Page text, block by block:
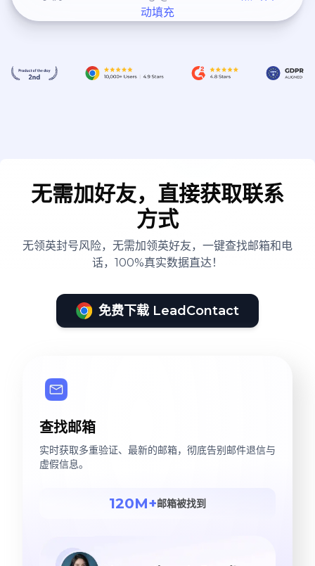
动填充
无需加好友，直接获取联系
方式
无领英封号风险，无需加领英好友，一键查找邮箱和电
话，100%真实数据直达！
免费下载 LeadContact
查找邮箱
实时获取多重验证、最新的邮箱，彻底告别邮件退信与
虚假信息。
120M+邮箱被找到